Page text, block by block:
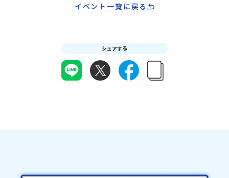
に達しなかった場合は、開催日3週間前までに催行中止の旨をメール
ある若者にあふれる持続可能な地域・社会をつくる」というビジョ
ンを掲げ、2017年3月に島根県に設立した教育事業団体です。日本
全国約200の高校と連携しながら、中学卒業後に地域の枠を越えて生
徒一人ひとりの夢や価値観に合った地域・学校で1〜3年間過ごすこ
いただきます。当選取り消しがあった場合は、繰り上げ当選者へご
連絡させていただきます。登録メールアドレスの変更をご希望の場
設定をお願いいたします。※結果に関する個別のお問合せにはお答
えしておりませんので、ご了承ください。・お申し込みについてお
申込はお一人様1回限りです。PC・スマートフォンからお申込くだ
さい。申込後の内容変更はできません。お申込時は、メールアドレ
イベント一覧に戻る
シェアする